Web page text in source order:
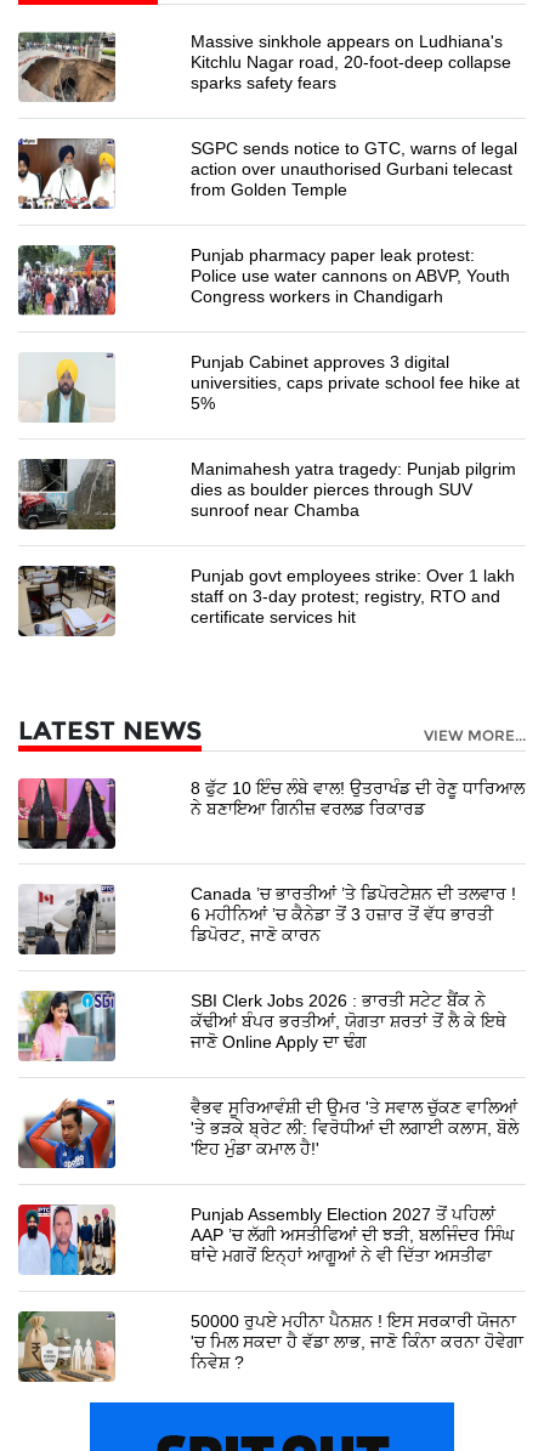
Massive sinkhole appears on Ludhiana's
Kitchlu Nagar road, 20-foot-deep collapse
sparks safety fears
SGPC sends notice to GTC, warns of legal
action over unauthorised Gurbani telecast
from Golden Temple
Punjab pharmacy paper leak protest:
Police use water cannons on ABVP, Youth
Congress workers in Chandigarh
Punjab Cabinet approves 3 digital
universities, caps private school fee hike at
5%
Manimahesh yatra tragedy: Punjab pilgrim
dies as boulder pierces through SUV
sunroof near Chamba
Punjab govt employees strike: Over 1 lakh
staff on 3-day protest; registry, RTO and
certificate services hit
LATEST NEWS VIEW MORE...
8 ਫੁੱਟ 10 ਇੰਚ ਲੰਬੇ ਵਾਲ! ਉਤਰਾਖੰਡ ਦੀ ਰੇਣੂ ਧਾਰਿਆਲ
ਨੇ ਬਣਾਇਆ ਗਿਨੀਜ਼ ਵਰਲਡ ਰਿਕਾਰਡ
Canada ’ਚ ਭਾਰਤੀਆਂ ’ਤੇ ਡਿਪੋਰਟੇਸ਼ਨ ਦੀ ਤਲਵਾਰ !
6 ਮਹੀਨਿਆਂ ’ਚ ਕੈਨੇਡਾ ਤੋਂ 3 ਹਜ਼ਾਰ ਤੋਂ ਵੱਧ ਭਾਰਤੀ
ਡਿਪੋਰਟ, ਜਾਣੋ ਕਾਰਨ
SBI Clerk Jobs 2026 : ਭਾਰਤੀ ਸਟੇਟ ਬੈਂਕ ਨੇ
ਕੱਢੀਆਂ ਬੰਪਰ ਭਰਤੀਆਂ, ਯੋਗਤਾ ਸ਼ਰਤਾਂ ਤੋਂ ਲੈ ਕੇ ਇਥੇ
ਜਾਣੋ Online Apply ਦਾ ਢੰਗ
ਵੈਭਵ ਸੂਰਿਆਵੰਸ਼ੀ ਦੀ ਉਮਰ 'ਤੇ ਸਵਾਲ ਚੁੱਕਣ ਵਾਲਿਆਂ
'ਤੇ ਭੜਕੇ ਬ੍ਰੇਟ ਲੀ: ਵਿਰੋਧੀਆਂ ਦੀ ਲਗਾਈ ਕਲਾਸ, ਬੋਲੇ
'ਇਹ ਮੁੰਡਾ ਕਮਾਲ ਹੈ!'
Punjab Assembly Election 2027 ਤੋਂ ਪਹਿਲਾਂ
AAP ’ਚ ਲੱਗੀ ਅਸਤੀਫਿਆਂ ਦੀ ਝੜੀ, ਬਲਜਿੰਦਰ ਸਿੰਘ
ਥਾਂਦੇ ਮਗਰੋਂ ਇਨ੍ਹਾਂ ਆਗੂਆਂ ਨੇ ਵੀ ਦਿੱਤਾ ਅਸਤੀਫਾ
50000 ਰੁਪਏ ਮਹੀਨਾ ਪੈਨਸ਼ਨ ! ਇਸ ਸਰਕਾਰੀ ਯੋਜਨਾ
'ਚ ਮਿਲ ਸਕਦਾ ਹੈ ਵੱਡਾ ਲਾਭ, ਜਾਣੋ ਕਿੰਨਾ ਕਰਨਾ ਹੋਵੇਗਾ
ਨਿਵੇਸ਼ ?